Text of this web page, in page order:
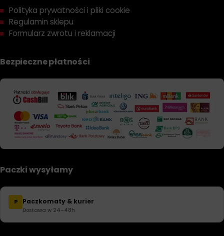
Polityka prywatności i pliki cookie
Regulamin sklepu
Formularz zwrotu i reklamacji
Bezpieczne płatności
Paczki wysyłamy
P Paczkomaty & kurier
Dostawa w 24–48h